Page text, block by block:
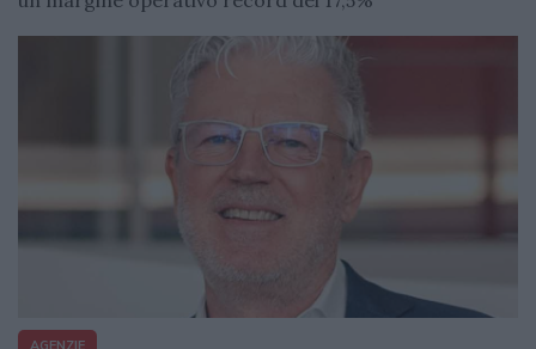
AGENZIE